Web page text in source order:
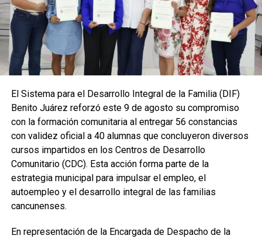
Juárez reafirma su visión de construir una corporación
más sólida desde el ámbito personal y familiar,
reconociendo que el bienestar emocional y físico de
quienes integran la Secretaría es fundamental para
desempeñar sus funciones con responsabilidad,
disciplina y vocación de servicio. La convivencia ciclista
se consolida así como una iniciativa que impulsa la
integración, refuerza los valores institucionales y
promueve una relación más cercana entre la corporación y
la comunidad.
Fuente: 5to Poder Agencia de Noticias
El Sistema para el Desarrollo Integral de la Familia (DIF)
Benito Juárez reforzó este 9 de agosto su compromiso
con la formación comunitaria al entregar 56 constancias
con validez oficial a 40 alumnas que concluyeron diversos
cursos impartidos en los Centros de Desarrollo
Comunitario (CDC). Esta acción forma parte de la
estrategia municipal para impulsar el empleo, el
autoempleo y el desarrollo integral de las familias
cancunenses.
En representación de la Encargada de Despacho de la